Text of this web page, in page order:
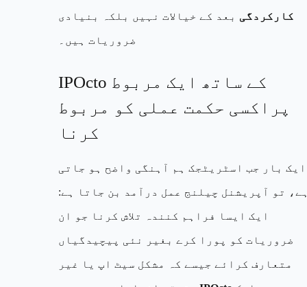
کارکردگی بعد کے خیالات نہیں بلکہ بنیادی
ضروریات ہیں۔
IPOcto کے ساتھ ایک مربوط
پراکسی حکمت عملی کو مربوط
کرنا
ایک بار جب اسٹریٹجک ہم آہنگی واضح ہو جاتی
تو آپریشنل چیلنج عمل درآمد بن جاتا ہے:
ایک ایسا فراہم کنندہ تلاش کرنا جو ان
ضروریات کو پورا کرے بغیر نئی پیچیدگیاں
متعارف کرائے جیسے کہ مشکل سیٹ اپ یا غیر